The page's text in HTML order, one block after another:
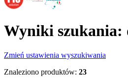
Wyniki szukania:
Zmień ustawienia wyszukiwania
Znaleziono produktów: 23